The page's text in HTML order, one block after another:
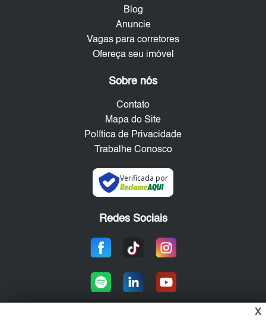
Blog
Anuncie
Vagas para corretores
Ofereça seu imóvel
Sobre nós
Contato
Mapa do Site
Política de Privacidade
Trabalhe Conosco
Verificada por
Redes Sociais
X